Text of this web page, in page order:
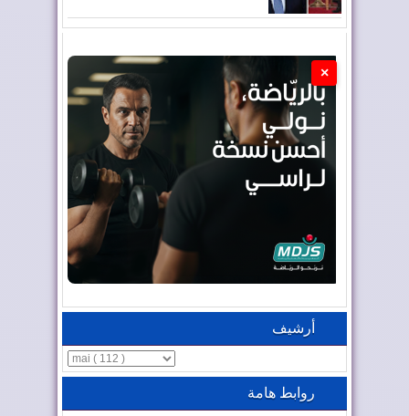
×
أرشيف
روابط هامة